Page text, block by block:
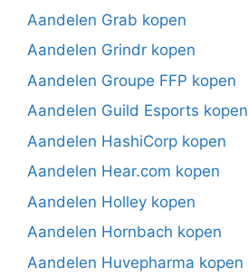
Aandelen Grab kopen
Aandelen Grindr kopen
Aandelen Groupe FFP kopen
Aandelen Guild Esports kopen
Aandelen HashiCorp kopen
Aandelen Hear.com kopen
Aandelen Holley kopen
Aandelen Hornbach kopen
Aandelen Huvepharma kopen